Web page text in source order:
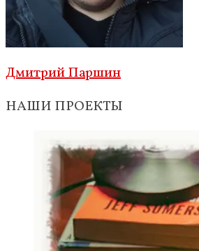
Дмитрий Паршин
НАШИ ПРОЕКТЫ